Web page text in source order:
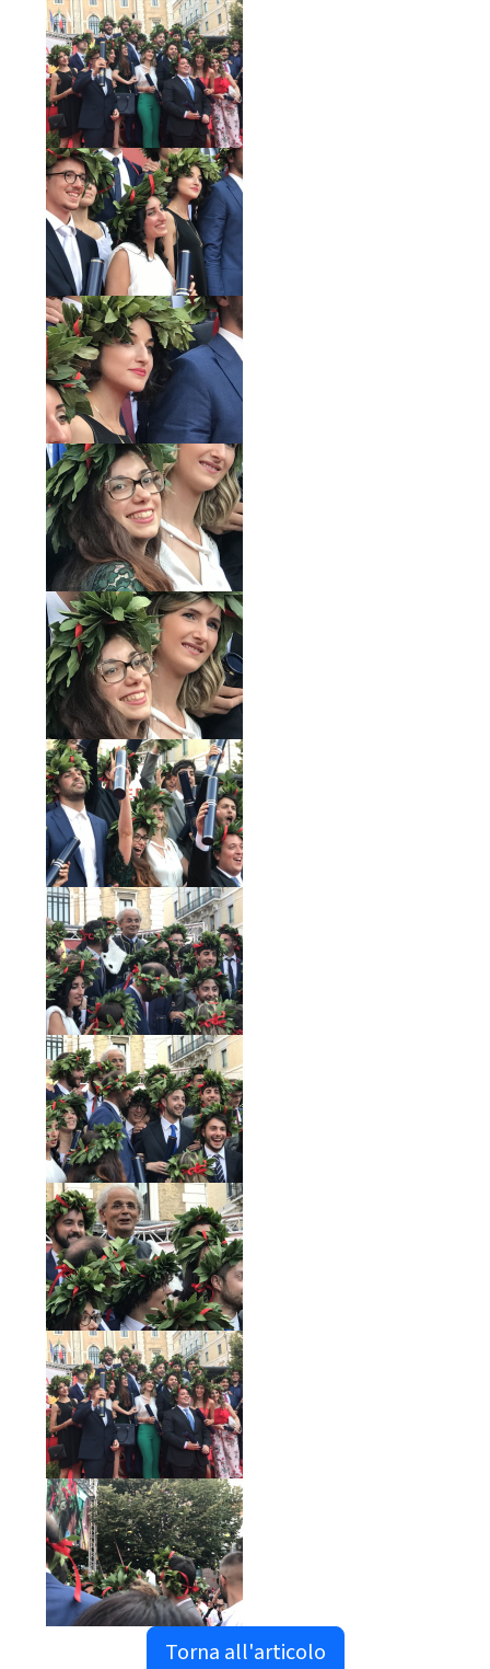
Torna all'articolo